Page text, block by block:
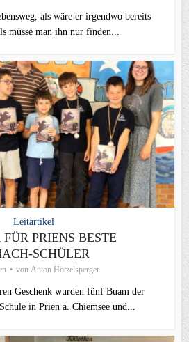
als wäre er irgendwo bereits
müsse man ihn nur finden...
Leitartikel
PRIENS BESTE
SCHÜLER
von Anton Hötzelsperger
Geschenk wurden fünf Buam der
in Prien a. Chiemsee und...